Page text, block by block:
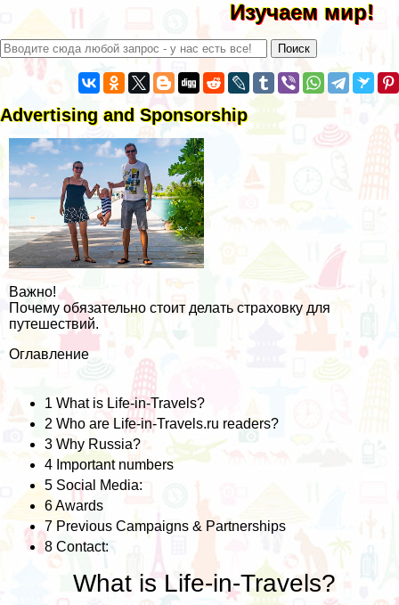
Изучаем мир!
Advertising and Sponsorship
Важно!
Почему обязательно стоит делать страховку для
путешествий.
Оглавление
1 What is Life-in-Travels?
2 Who are Life-in-Travels.ru readers?
3 Why Russia?
4 Important numbers
5 Social Media:
6Awards
7Previous Campaigns & Partnerships
8 Contact:
What is Life-in-Travels?